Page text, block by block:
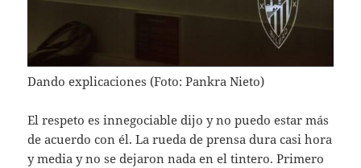
Dando explicaciones (Foto: Pankra Nieto)
El respeto es innegociable dijo y no puedo estar más
de acuerdo con él. La rueda de prensa dura casi hora
y media y no se dejaron nada en el tintero. Primero